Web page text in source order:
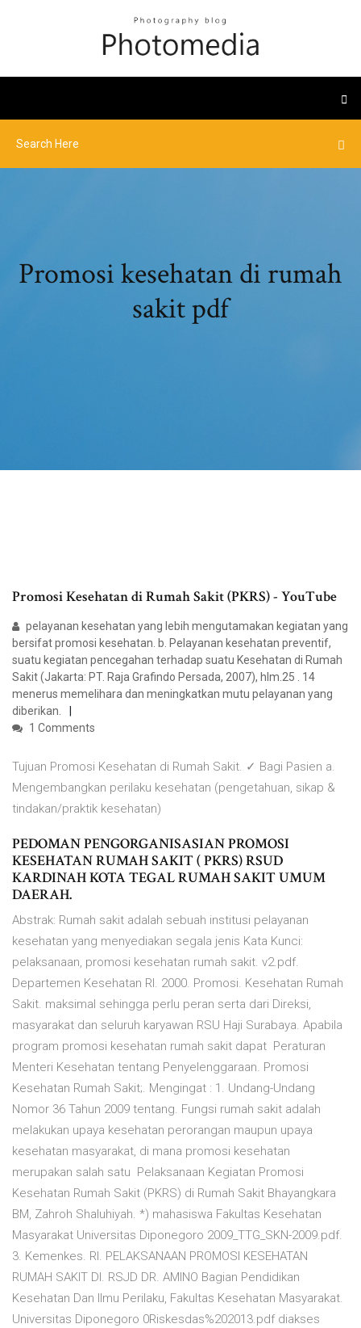
Promosi kesehatan di rumah
sakit pdf
Promosi Kesehatan di Rumah Sakit (PKRS) - YouTube
pelayanan kesehatan yang lebih mengutamakan kegiatan yang
bersifat promosi kesehatan. b. Pelayanan kesehatan preventif,
suatu kegiatan pencegahan terhadap suatu Kesehatan di Rumah
Sakit (Jakarta: PT. Raja Grafindo Persada, 2007), hlm.25 . 14
menerus memelihara dan meningkatkan mutu pelayanan yang
diberikan.
1 Comments
Tujuan Promosi Kesehatan di Rumah Sakit. ✓ Bagi Pasien a.
Mengembangkan perilaku kesehatan (pengetahuan, sikap &
tindakan/praktik kesehatan)
PEDOMAN PENGORGANISASIAN PROMOSI
KESEHATAN RUMAH SAKIT ( PKRS) RSUD
KARDINAH KOTA TEGAL RUMAH SAKIT UMUM
DAERAH.
Abstrak: Rumah sakit adalah sebuah institusi pelayanan
kesehatan yang menyediakan segala jenis Kata Kunci:
pelaksanaan, promosi kesehatan rumah sakit. v2.pdf.
Departemen Kesehatan RI. 2000. Promosi. Kesehatan Rumah
Sakit. maksimal sehingga perlu peran serta dari Direksi,
masyarakat dan seluruh karyawan RSU Haji Surabaya. Apabila
program promosi kesehatan rumah sakit dapat Peraturan
Menteri Kesehatan tentang Penyelenggaraan. Promosi
Kesehatan Rumah Sakit;. Mengingat : 1. Undang-Undang
Nomor 36 Tahun 2009 tentang. Fungsi rumah sakit adalah
melakukan upaya kesehatan perorangan maupun upaya
kesehatan masyarakat, di mana promosi kesehatan
merupakan salah satu Pelaksanaan Kegiatan Promosi
Kesehatan Rumah Sakit (PKRS) di Rumah Sakit Bhayangkara
BM, Zahroh Shaluhiyah. *) mahasiswa Fakultas Kesehatan
Masyarakat Universitas Diponegoro 2009_TTG_SKN-2009.pdf.
3. Kemenkes. RI. PELAKSANAAN PROMOSI KESEHATAN
RUMAH SAKIT DI. RSJD DR. AMINO Bagian Pendidikan
Kesehatan Dan Ilmu Perilaku, Fakultas Kesehatan Masyarakat.
Universitas Diponegoro 0Riskesdas%202013.pdf diakses